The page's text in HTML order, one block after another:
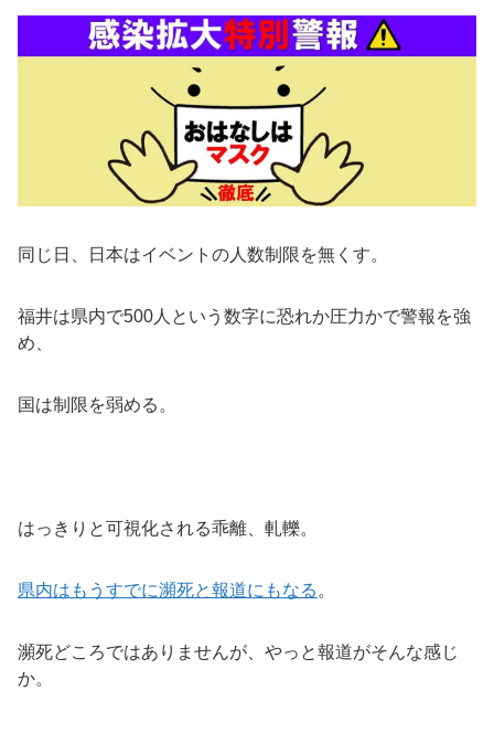
同じ日、日本はイベントの人数制限を無くす。
福井は県内で500人という数字に恐れか圧力かで警報を強
め、
国は制限を弱める。
はっきりと可視化される乖離、軋轢。
県内はもうすでに瀕死と報道にもなる 。
瀕死どころではありませんが、やっと報道がそんな感じ
か。